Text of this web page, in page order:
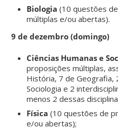
Biologia (10 questões
múltiplas e/ou abertas).
9 de dezembro (domingo)
Ciências Humanas e
proposições múltiplas,
História, 7 de Geografia,
Sociologia e 2
menos 2 dessas
Física (10 questões de
e/ou abertas);